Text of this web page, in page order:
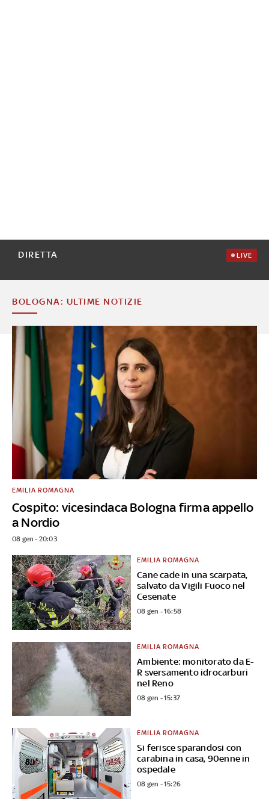
DIRETTA LIVE
BOLOGNA: ULTIME NOTIZIE
Cospito: vicesindaca Bologna firma appello
a Nordio
EMILIA ROMAGNA
08 gen - 20:03
Cane cade in una scarpata,
salvato da Vigili Fuoco nel
Cesenate
EMILIA ROMAGNA
08 gen - 16:58
Ambiente: monitorato da E-
R sversamento idrocarburi
nel Reno
EMILIA ROMAGNA
08 gen - 15:37
Si ferisce sparandosi con
carabina in casa, 90enne in
ospedale
EMILIA ROMAGNA
08 gen - 15:26